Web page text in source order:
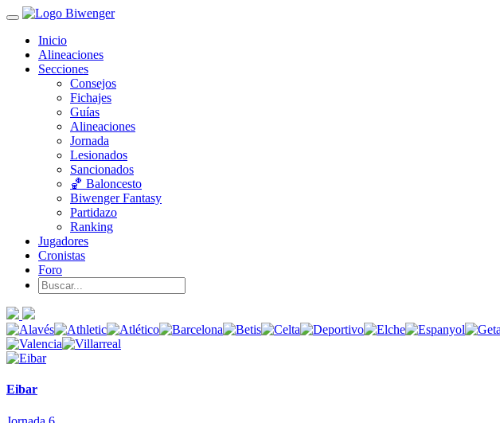
Inicio
Alineaciones
Secciones
Consejos
Fichajes
Guías
Alineaciones
Jornada
Lesionados
Sancionados
🏀 Baloncesto
Biwenger Fantasy
Partidazo
Ranking
Jugadores
Cronistas
Foro
Eibar